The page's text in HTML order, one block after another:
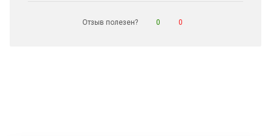
Отзыв полезен? 0 0